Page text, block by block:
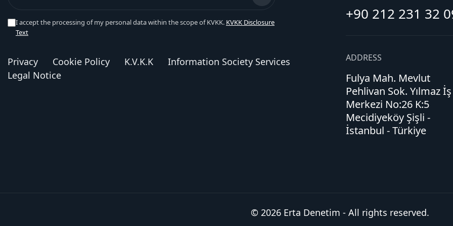
I accept the processing of my personal data within the scope of KVKK. KVKK Disclosure
Text
Privacy Cookie Policy K.V.K.K
Information Society Services
Legal Notice
+90 212 231 32
ADDRESS
Fulya Mah. Mevlut
Pehlivan Sok. Yılmaz İş
Merkezi No:26 K:5
Mecidiyeköy Şişli -
İstanbul - Türkiye
© 2026 Erta Denetim - All rights reserved.